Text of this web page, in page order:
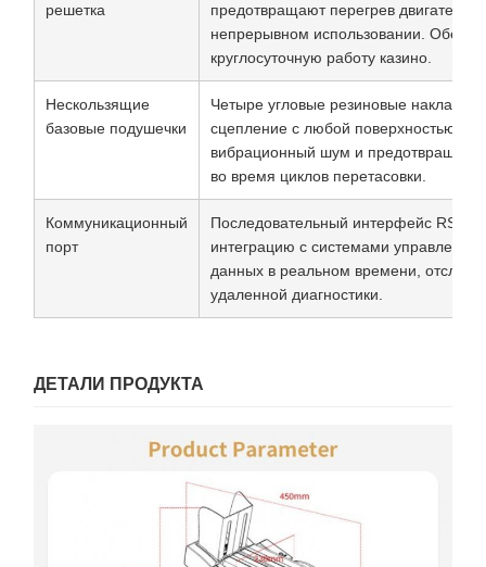
решетка
предотвращают перегрев двигателя
непрерывном использовании.
круглосуточную работу казино.
Нескользящие
базовые подушечки
Четыре угловые резиновые накладки
сцепление с любой поверхностью
вибрационный шум и предотвращает
во время циклов перетасовки.
Коммуникационный
порт
Последовательный интерфейс RS-
интеграцию с системами управления
данных в реальном времени,
удаленной диагностики.
ДЕТАЛИ ПРОДУКТА